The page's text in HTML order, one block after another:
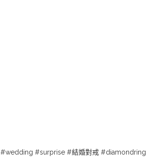
#wedding #surprise #結婚對戒 #diamondring